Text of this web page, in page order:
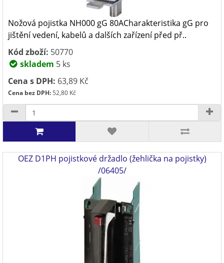
Nožová pojistka NH000 gG 80ACharakteristika gG pro
jištění vedení, kabelů a dalších zařízení před př..
Kód zboží: 50770
skladem 5 ks
Cena s DPH: 63,89 Kč
Cena bez DPH:52,80 Kč
OEZ D1PH pojistkové držadlo (žehlička na pojistky)
/06405/